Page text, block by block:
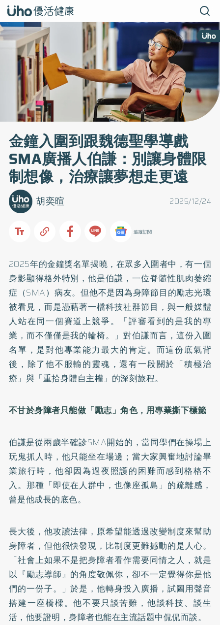
金鐘入圍到跟魏德聖學導戲
SMA廣播人伯謙：別讓身體限
制想像，治療讓夢想走更遠
2025/12/24
胡奕暄
追蹤訂閱
2025年的金鐘獎名單揭曉，在眾多入圍者中，有一個
身影顯得格外特別，他是伯謙，一位脊髓性肌肉萎縮
症（SMA）病友。但他不是因為身障節目的勵志光環
被看見，而是憑藉著一檔科技社群節目，與一般媒體
人站在同一個賽道上競爭。「評審看到的是我的專
業，而不僅僅是我的輪椅。」對伯謙而言，這份入圍
名單，是對他專業能力最大的肯定。而這份底氣背
後，除了他不服輸的靈魂，還有一段關於「積極治
療」與「重拾身體自主權」的深刻旅程。
不甘於身障者只能做「勵志」角色，用專業撕下標籤
伯謙是從兩歲半確診SMA開始的，當同學們在操場上
玩鬼抓人時，他只能坐在場邊；當大家興奮地討論畢
業旅行時，他卻因為過夜照護的困難而感到格格不
入。那種「即使在人群中，也像座孤島」的疏離感，
曾是他成長的底色。
長大後，他攻讀法律，原希望能透過改變制度來幫助
身障者，但他很快發現，比制度更難撼動的是人心。
「社會上如果不是把身障者看作需要同情之人，就是
以『勵志導師』的角度敬佩你，卻不一定覺得你是他
們的一份子。」於是，他轉身投入廣播，試圖用聲音
搭建一座橋樑。他不要只談苦難，他談科技、談生
活，他要證明，身障者也能在主流話題中侃侃而談。